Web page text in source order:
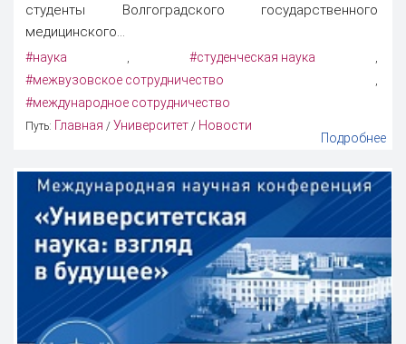
студенты Волгоградского государственного
медицинского...
#наука , #студенческая наука ,
#межвузовское сотрудничество ,
#международное сотрудничество
Путь: Главная / Университет / Новости
Подробнее